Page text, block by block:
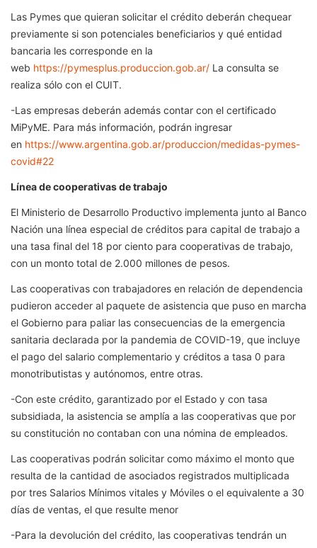
Las Pymes que quieran solicitar el crédito deberán chequear
previamente si son potenciales beneficiarios y qué entidad
bancaria les corresponde en la
web https://pymesplus.produccion.gob.ar/ La consulta se
realiza sólo con el CUIT.
-Las empresas deberán además contar con el certificado
MiPyME. Para más información, podrán ingresar
en https://www.argentina.gob.ar/produccion/medidas-pymes-
covid#22
Línea de cooperativas de trabajo
El Ministerio de Desarrollo Productivo implementa junto al Banco
Nación una línea especial de créditos para capital de trabajo a
una tasa final del 18 por ciento para cooperativas de trabajo,
con un monto total de 2.000 millones de pesos.
Las cooperativas con trabajadores en relación de dependencia
pudieron acceder al paquete de asistencia que puso en marcha
el Gobierno para paliar las consecuencias de la emergencia
sanitaria declarada por la pandemia de COVID-19, que incluye
el pago del salario complementario y créditos a tasa 0 para
monotributistas y autónomos, entre otras.
-Con este crédito, garantizado por el Estado y con tasa
subsidiada, la asistencia se amplía a las cooperativas que por
su constitución no contaban con una nómina de empleados.
Las cooperativas podrán solicitar como máximo el monto que
resulta de la cantidad de asociados registrados multiplicada
por tres Salarios Mínimos vitales y Móviles o el equivalente a 30
días de ventas, el que resulte menor
-Para la devolución del crédito, las cooperativas tendrán un